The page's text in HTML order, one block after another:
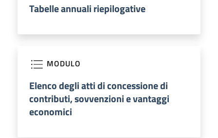
Tabelle annuali riepilogative
MODULO
Elenco degli atti di concessione di
contributi, sovvenzioni e vantaggi
economici